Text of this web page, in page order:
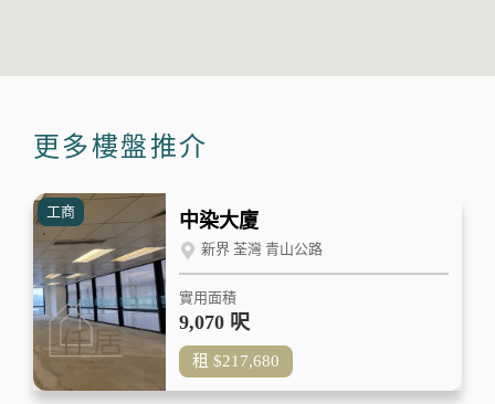
更多樓盤推介
工商 中染大廈
新界 荃灣 青山公路
實用面積
9,070 呎
租 $217,680